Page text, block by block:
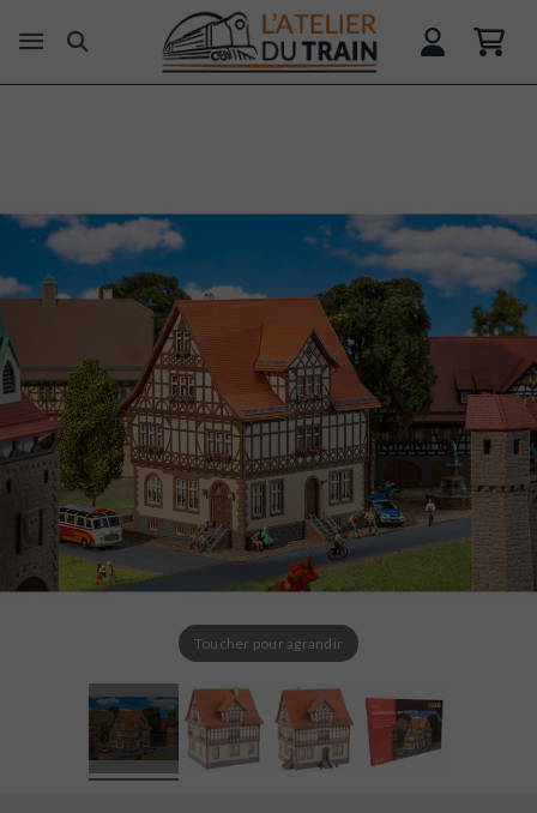
Toucher pour agrandir